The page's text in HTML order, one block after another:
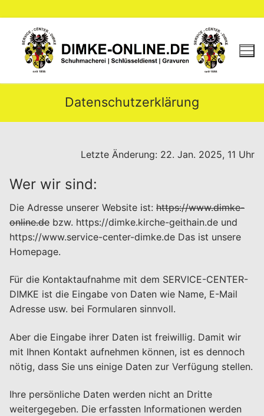
Inhalt
springen
Datenschutzerklärung
Letzte Änderung: 22. Jan. 2025, 11 Uhr
Wer wir sind:
Die Adresse unserer Website ist: https://www.dimke-
online.de bzw. https://dimke.kirche-geithain.de und
https://www.service-center-dimke.de Das ist unsere
Homepage.
Für die Kontaktaufnahme mit dem SERVICE-CENTER-
DIMKE ist die Eingabe von Daten wie Name, E-Mail
Adresse usw. bei Formularen sinnvoll.
Aber die Eingabe ihrer Daten ist freiwillig. Damit wir
mit Ihnen Kontakt aufnehmen können, ist es dennoch
nötig, dass Sie uns einige Daten zur Verfügung stellen.
Ihre persönliche Daten werden nicht an Dritte
weitergegeben. Die erfassten Informationen werden